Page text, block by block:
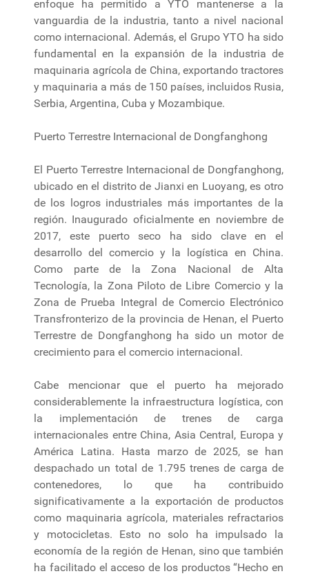
enfoque ha permitido a YTO mantenerse a la
vanguardia de la industria, tanto a nivel nacional
como internacional. Además, el Grupo YTO ha sido
fundamental en la expansión de la industria de
maquinaria agrícola de China, exportando tractores
y maquinaria a más de 150 países, incluidos Rusia,
Serbia, Argentina, Cuba y Mozambique.
Puerto Terrestre Internacional de Dongfanghong
El Puerto Terrestre Internacional de Dongfanghong,
ubicado en el distrito de Jianxi en Luoyang, es otro
de los logros industriales más importantes de la
región. Inaugurado oficialmente en noviembre de
2017, este puerto seco ha sido clave en el
desarrollo del comercio y la logística en China.
Como parte de la Zona Nacional de Alta
Tecnología, la Zona Piloto de Libre Comercio y la
Zona de Prueba Integral de Comercio Electrónico
Transfronterizo de la provincia de Henan, el Puerto
Terrestre de Dongfanghong ha sido un motor de
crecimiento para el comercio internacional.
Cabe mencionar que el puerto ha mejorado
considerablemente la infraestructura logística, con
la implementación de trenes de carga
internacionales entre China, Asia Central, Europa y
América Latina. Hasta marzo de 2025, se han
despachado un total de 1.795 trenes de carga de
contenedores, lo que ha contribuido
significativamente a la exportación de productos
como maquinaria agrícola, materiales refractarios
y motocicletas. Esto no solo ha impulsado la
economía de la región de Henan, sino que también
ha facilitado el acceso de los productos “Hecho en